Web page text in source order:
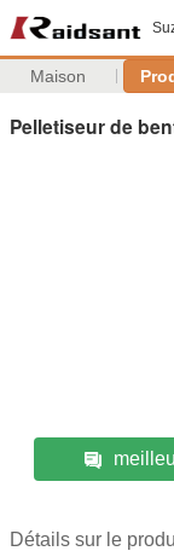
Maison
Pelletiseur de
Détails sur le